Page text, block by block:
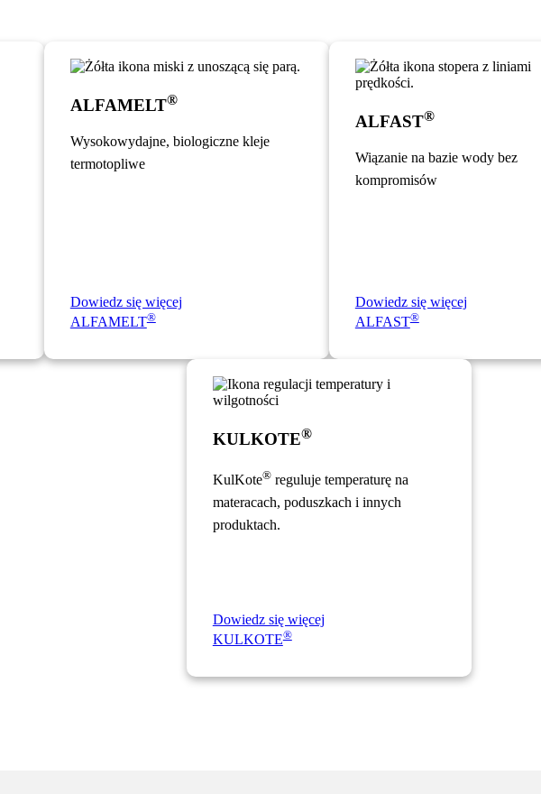
ALFAMELT®
Wysokowydajne, biologiczne kleje
termotopliwe
Dowiedz się więcej
ALFAMELT®
ALFAST®
Wiązanie na bazie wody bez
kompromisów
Dowiedz się więcej
ALFAST®
KULKOTE®
KulKote®reguluje temperaturę na
materacach, poduszkach i innych
produktach.
Dowiedz się więcej
KULKOTE®